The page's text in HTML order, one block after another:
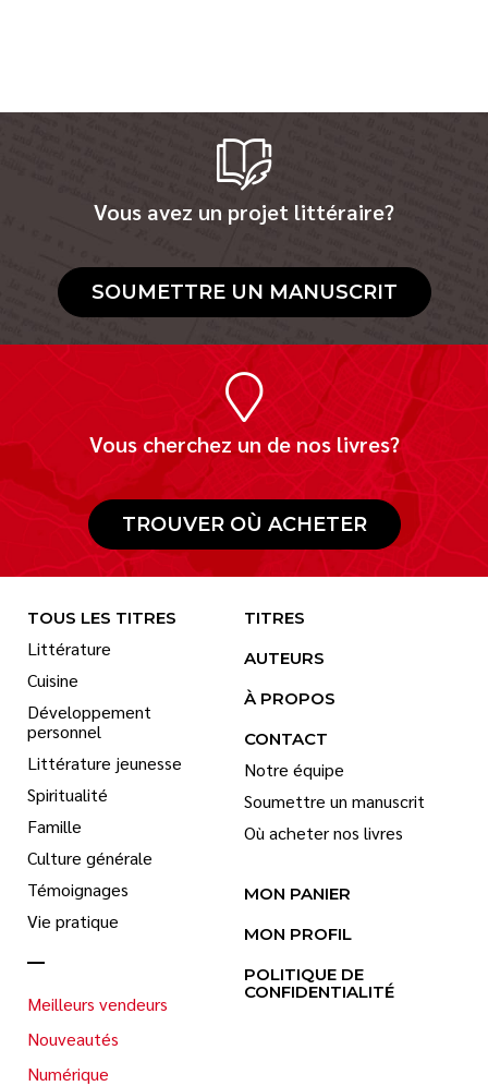
Vous avez un projet littéraire?
SOUMETTRE UN MANUSCRIT
Vous cherchez un de nos livres?
TROUVER OÙ ACHETER
TOUS LES TITRES
Littérature
Cuisine
Développement
personnel
Littérature jeunesse
Spiritualité
Famille
Culture générale
Témoignages
Vie pratique
Meilleurs vendeurs
Nouveautés
Numérique
TITRES
AUTEURS
À PROPOS
CONTACT
Notre équipe
Soumettre un manuscrit
Où acheter nos livres
MON PANIER
MON PROFIL
POLITIQUE DE
CONFIDENTIALITÉ